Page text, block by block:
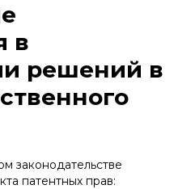
в
решений в
законодательстве
патентных прав: